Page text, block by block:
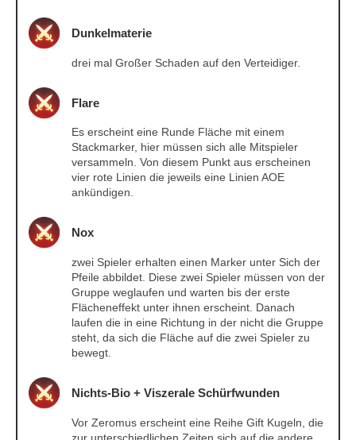
Dunkelmaterie
drei mal Großer Schaden auf den Verteidiger.
Flare
Es erscheint eine Runde Fläche mit einem
Stackmarker, hier müssen sich alle Mitspieler
versammeln. Von diesem Punkt aus erscheinen
vier rote Linien die jeweils eine Linien AOE
ankündigen.
Nox
zwei Spieler erhalten einen Marker unter Sich der
Pfeile abbildet. Diese zwei Spieler müssen von der
Gruppe weglaufen und warten bis der erste
Flächeneffekt unter ihnen erscheint. Danach
laufen die in eine Richtung in der nicht die Gruppe
steht, da sich die Fläche auf die zwei Spieler zu
bewegt.
Nichts-Bio + Viszerale Schürfwunden
Vor Zeromus erscheint eine Reihe Gift Kugeln, die
zur unterschiedlichen Zeiten sich auf die andere